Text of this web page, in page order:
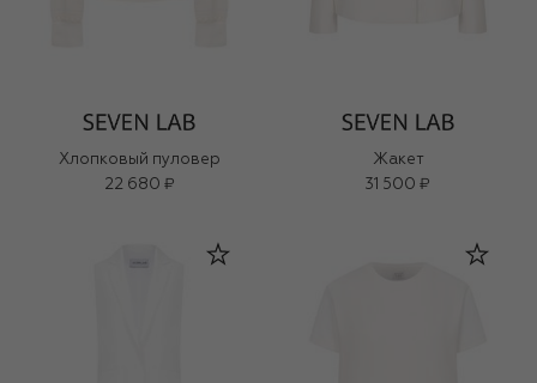
Хлопковый пуловер
22 680 ₽
Жакет
31 500 ₽